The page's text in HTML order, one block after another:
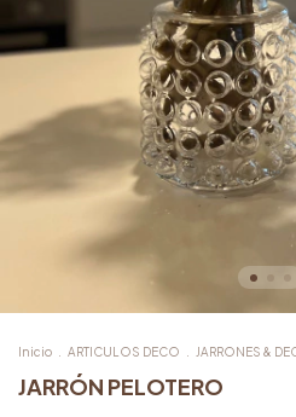
Inicio ARTICULOS DECO JARRONES &
JARRÓN PELOTERO